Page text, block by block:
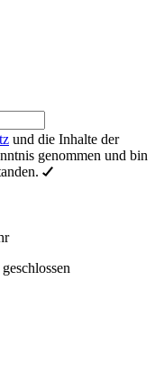
und die Inhalte der
genommen und bin